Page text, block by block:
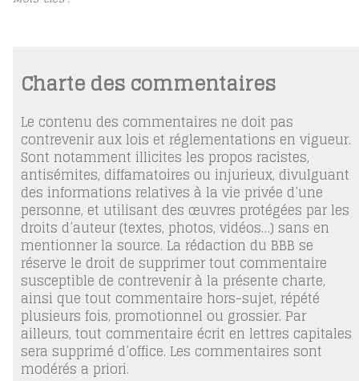
Charte des commentaires
Le contenu des commentaires ne doit pas
contrevenir aux lois et réglementations en vigueur.
Sont notamment illicites les propos racistes,
antisémites, diffamatoires ou injurieux, divulguant
des informations relatives à la vie privée d’une
personne, et utilisant des œuvres protégées par les
droits d’auteur (textes, photos, vidéos…) sans en
mentionner la source. La rédaction du BBB se
réserve le droit de supprimer tout commentaire
susceptible de contrevenir à la présente charte,
ainsi que tout commentaire hors-sujet, répété
plusieurs fois, promotionnel ou grossier. Par
ailleurs, tout commentaire écrit en lettres capitales
sera supprimé d’office. Les commentaires sont
modérés a priori.